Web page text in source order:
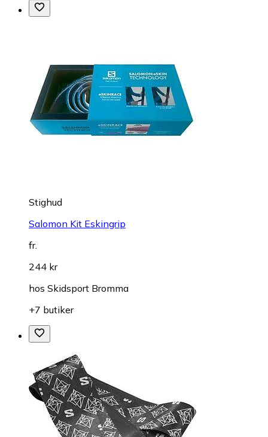
Stighud
Salomon Kit Eskingrip
fr.
244 kr
hos Skidsport Bromma
+7 butiker